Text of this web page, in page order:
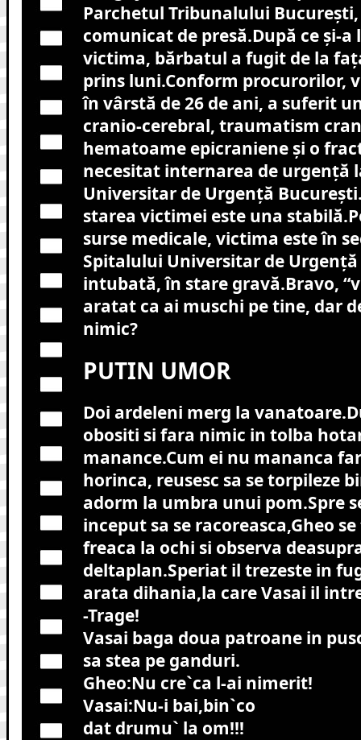
Parchetul Tribunalului
comunicat de presă.După ce și-
victima, bărbatul a fugit de la
prins luni.Conform procurorilor,
în vârstă de 26 de ani, a suferit
cranio-cerebral, traumatism
hematoame epicraniene și o
necesitat internarea de urgență
Universitar de Urgență
starea victimei este una
surse medicale, victima este în
Spitalului Universitar de
intubată, în stare gravă.Bravo,
aratat ca ai muschi pe tine, dar
nimic?
PUTIN UMOR
Doi ardeleni merg la
obositi si fara nimic in tolba
manance.Cum ei nu mananca
horinca, reusesc sa se torpileze
adorm la umbra unui pom.Spre
inceput sa se racoreasca,Gheo
freaca la ochi si observa
deltaplan.Speriat il trezeste in
arata dihania,la care Vasai il
-Trage!
Vasai baga doua patroane in
sa stea pe ganduri.
Gheo:Nu cre`ca l-ai nimerit!
Vasai:Nu-i bai,bin`co
dat drumu` la om!!!